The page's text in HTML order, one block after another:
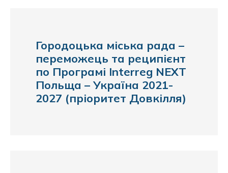
Городоцька міська рада –
переможець та реципієнт
по Програмі Interreg NEXT
Польща – Україна 2021-
2027 (пріоритет Довкілля)